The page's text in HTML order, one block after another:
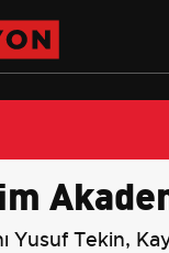
Yusuf Tekin,